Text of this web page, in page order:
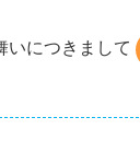
いにつきまして